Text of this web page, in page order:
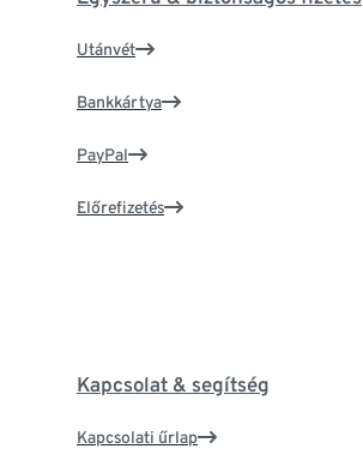
Utánvét
Bankkártya
PayPal
Előrefizetés
Kapcsolat & segítség
Kapcsolati űrlap